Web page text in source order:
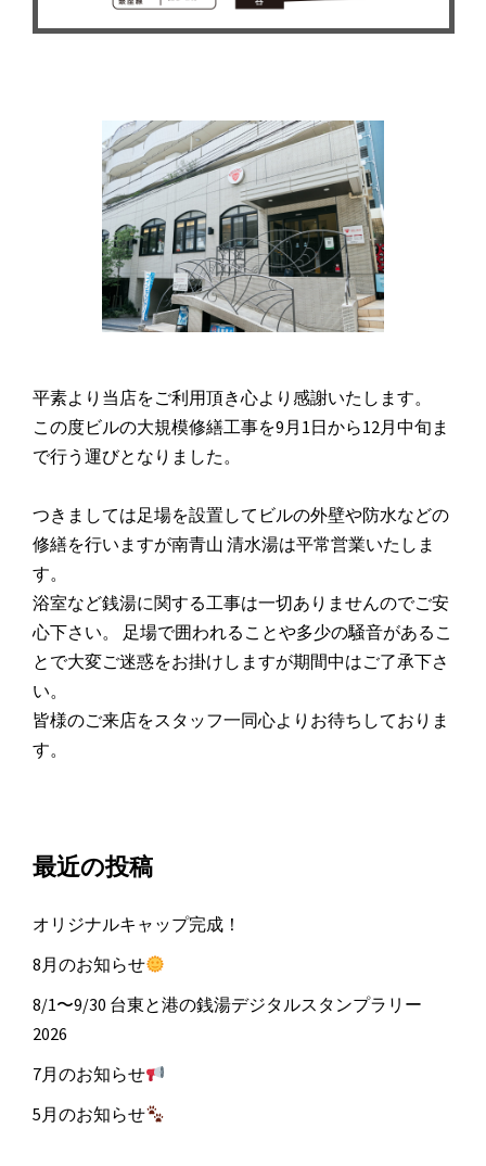
平素より当店をご利用頂き心より感謝いたします。
この度ビルの大規模修繕工事を9月1日から12月中旬ま
で行う運びとなりました。
つきましては足場を設置してビルの外壁や防水などの
修繕を行いますが南青山 清水湯は平常営業いたしま
す。
浴室など銭湯に関する工事は一切ありませんのでご安
心下さい。 足場で囲われることや多少の騒音があるこ
とで大変ご迷惑をお掛けしますが期間中はご了承下さ
い。
皆様のご来店をスタッフ一同心よりお待ちしておりま
す。
最近の投稿
オリジナルキャップ完成！
8月のお知らせ
8/1〜9/30 台東と港の銭湯デジタルスタンプラリー
2026
7月のお知らせ
5月のお知らせ